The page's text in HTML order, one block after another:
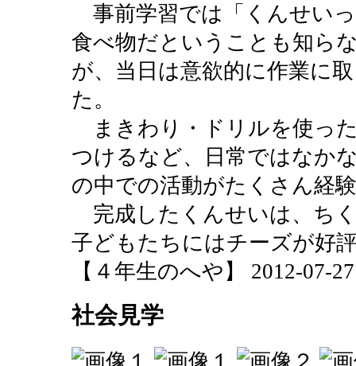
事前学習では「くんせい
食べ物だということも知ら
が、当日は意欲的に作業に
た。
まきわり・ドリルを使っ
つけるなど、日常ではなか
の中での活動がたくさん経
完成したくんせいは、ち
子どもたちにはチーズが好
【４年生のへや】 2012-07-
社会見学